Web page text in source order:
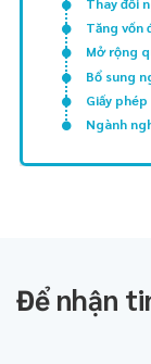
Tăng vốn
Mở rộng
Bổ sung
Giấy
Ngành
Để nhận